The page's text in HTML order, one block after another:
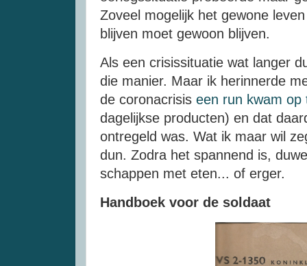
Zoveel mogelijk het gewone
blijven moet gewoon blijven.
Als een crisissituatie wat langer
die manier. Maar ik herinnerde
de coronacrisis een run kwam
dagelijkse producten) en dat
ontregeld was. Wat ik maar wil
dun. Zodra het spannend is,
schappen met eten... of erger.
Handboek voor de soldaat